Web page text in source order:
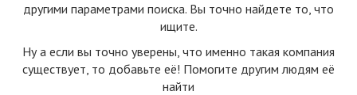
другими параметрами поиска. Вы точно найдете то, что
ищите.
Ну а если вы точно уверены, что именно такая компания
существует, то добавьте её! Помогите другим людям её
найти